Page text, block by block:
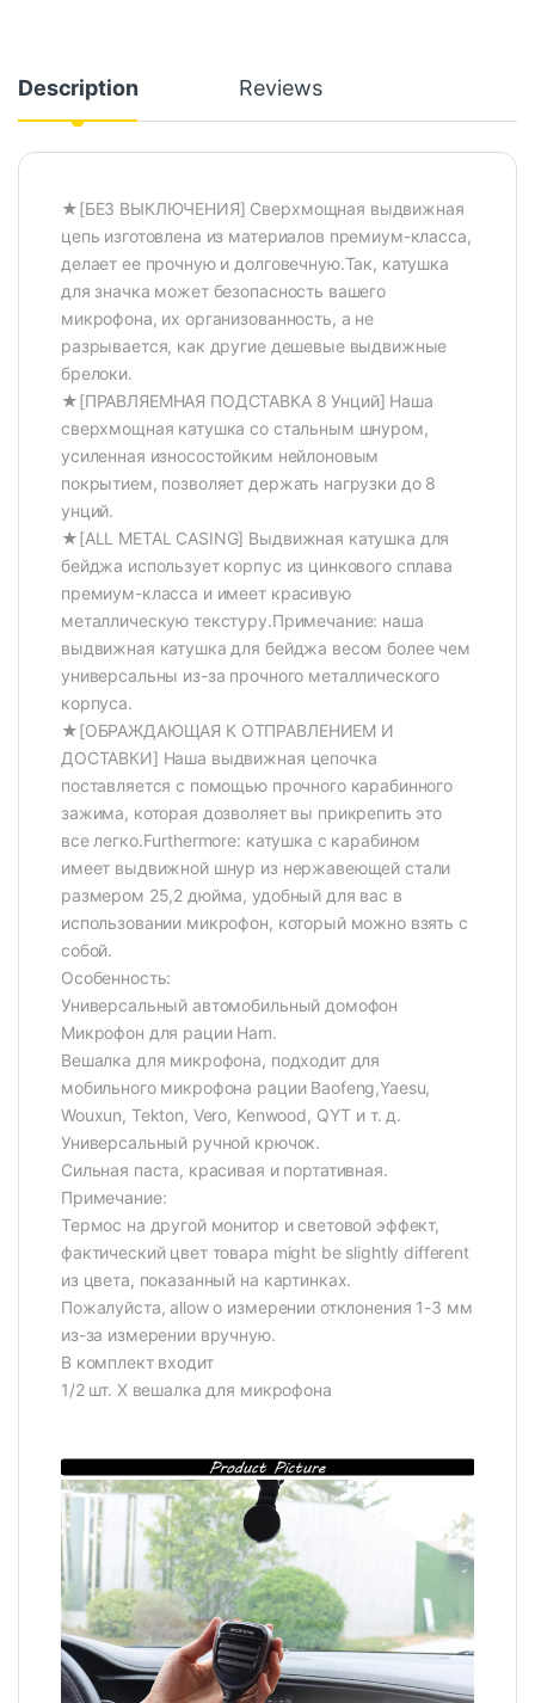
Description Reviews
★[БЕЗ ВЫКЛЮЧЕНИЯ] Сверхмощная выдвижная
цепь изготовлена из материалов премиум-класса,
делает ее прочную и долговечную.Так, катушка
для значка может безопасность вашего
микрофона, их организованность, а не
разрывается, как другие дешевые выдвижные
брелоки.
★[ПРАВЛЯЕМНАЯ ПОДСТАВКА 8 Унций] Наша
сверхмощная катушка со стальным шнуром,
усиленная износостойким нейлоновым
покрытием, позволяет держать нагрузки до 8
унций.
★[ALL METAL CASING] Выдвижная катушка для
бейджа использует корпус из цинкового сплава
премиум-класса и имеет красивую
металлическую текстуру.Примечание: наша
выдвижная катушка для бейджа весом более чем
универсальны из-за прочного металлического
корпуса.
★[ОБРАЖДАЮЩАЯ К ОТПРАВЛЕНИЕМ И
ДОСТАВКИ] Наша выдвижная цепочка
поставляется с помощью прочного карабинного
зажима, которая дозволяет вы прикрепить это
все легко.Furthermore: катушка с карабином
имеет выдвижной шнур из нержавеющей стали
размером 25,2 дюйма, удобный для вас в
использовании микрофон, который можно взять с
собой.
Особенность:
Универсальный автомобильный домофон
Микрофон для рации Ham.
Вешалка для микрофона, подходит для
мобильного микрофона рации Baofeng,Yaesu,
Wouxun, Tekton, Vero, Kenwood, QYT и т. д.
Универсальный ручной крючок.
Сильная паста, красивая и портативная.
Примечание:
Термос на другой монитор и световой эффект,
фактический цвет товара might be slightly different
из цвета, показанный на картинках.
Пожалуйста, allow о измерении отклонения 1-3 мм
из-за измерении вручную.
В комплект входит
1/2 шт. X вешалка для микрофона